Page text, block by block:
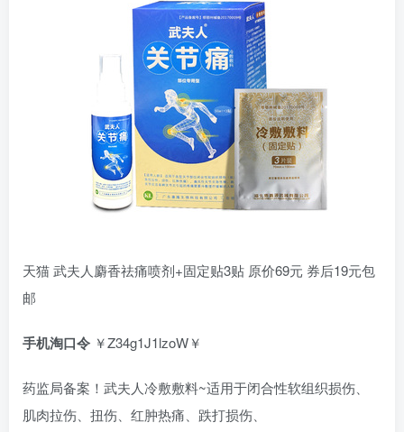
天猫 武夫人麝香祛痛喷剂+固定贴3贴 原价69元 券后19元包
邮
手机淘口令 ￥Z34g1J1lzoW￥
药监局备案！武夫人冷敷敷料~适用于闭合性软组织损伤、
肌肉拉伤、扭伤、红肿热痛、跌打损伤、